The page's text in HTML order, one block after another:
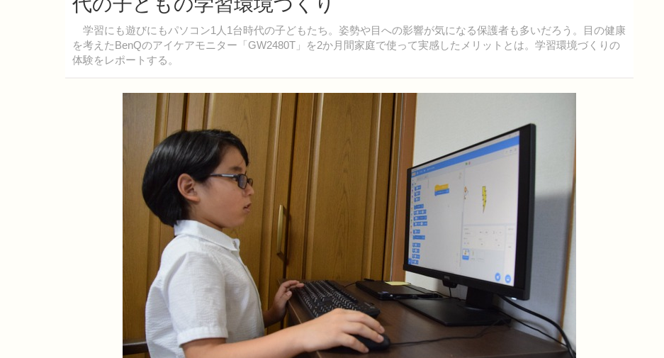
学習にも遊びにもパソコン1人1台時代の子どもたち。姿勢や目への影響が気になる保護者も多いだろう。目の健康
を考えたBenQのアイケアモニター「GW2480T」を2か月間家庭で使って実感したメリットとは。学習環境づくりの
体験をレポートする。